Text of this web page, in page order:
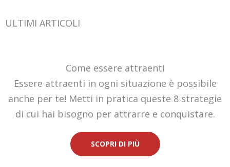
ULTIMI ARTICOLI
Come essere attraenti
Essere attraenti in ogni situazione è possibile
anche per te! Metti in pratica queste 8 strategie
di cui hai bisogno per attrarre e conquistare.
SCOPRI DI PIÙ